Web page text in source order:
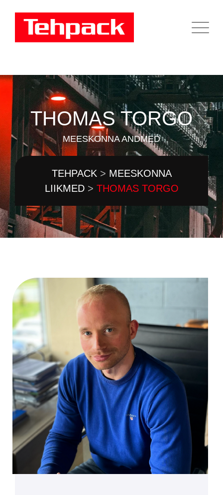
THOMAS TORGO
MEESKONNA ANDMED
TEHPACK > MEESKONNA
LIIKMED> THOMAS TORGO